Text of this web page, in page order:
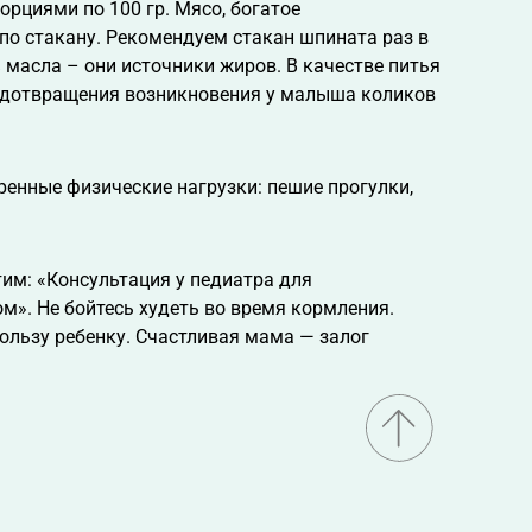
по 100 гр. Мясо, богатое
стакану. Рекомендуем стакан шпината раз в
– они источники жиров. В качестве питья
возникновения у малыша коликов
физические нагрузки: пешие прогулки,
«Консультация у педиатра для
Не бойтесь худеть во время кормления.
ребенку. Счастливая мама — залог